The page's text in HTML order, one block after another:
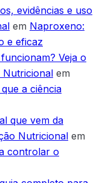
evidências e uso
em Naproxeno:
e eficaz
Veja o
Nutricional em
a ciência
que vem da
Nutricional em
controlar o